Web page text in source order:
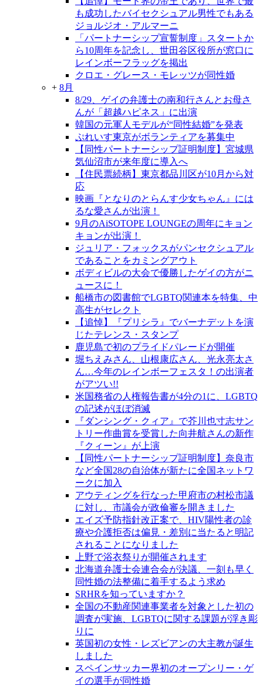
も成功したバイセクシュアル男性でもある
ジョルジオ・アルマーニ
「パートナーシップ宣誓制度」スタートか
ら10周年を記念し、世田谷区役所が窓口に
レインボーフラッグを掲出
クロエ・グレース・モレッツが同性婚
+ 8月
8/29、ゲイの弁護士の南和行さんとお母さ
んが「超越ハピネス」に出演
韓国の元軍人モデルが“同性結婚”を発表
ぷれいす東京がボランティアを募集中
【同性パートナーシップ証明制度】宮城県
気仙沼市が来年度に導入へ
【住民票続柄】東京都品川区が10月から対
応
映画『となりのとらんす少女ちゃん』には
るな愛さんが出演！
9月のAiSOTOPE LOUNGEの周年にキョン
キョンが出演！
ジュリア・フォックスがパンセクシュアル
であることをカミングアウト
ボディビルの大会で優勝したゲイの方がニ
ュースに！
船橋市の図書館でLGBTQ関連本を特集、中
高生がセレクト
【追悼】『プリシラ』でバーナデットを演
じたテレンス・スタンプ
鹿児島で初のプライドパレードが開催
堀ちえみさん、山根康広さん、光永亮太さ
ん…今年のレインボーフェスタ！の出演者
がアツい!!
米国務省の人権報告書が4分の1に、LGBTQ
の記述がほぼ消滅
『ダンシング・クィア』で芥川也寸志サン
トリー作曲賞を受賞した向井航さんの新作
『クィーン』が上演
【同性パートナーシップ証明制度】奈良市
など全国28の自治体が新たに全国ネットワ
ークに加入
アウティングを行なった甲府市の村松市議
に対し、市議会が政倫審を開きました
エイズ予防指針改正案で、HIV陽性者の診
療や介護拒否は偏見・差別に当たると明記
されることになりました
上野で浴衣祭りが開催されます
北海道弁護士会連合会が決議、一刻も早く
同性婚の法整備に着手するよう求め
SRHRを知っていますか？
全国の不動産関連事業者を対象とした初の
調査が実施、LGBTQに関する課題が浮き彫
りに
英国初の女性・レズビアンの大主教が誕生
しました
スペインサッカー界初のオープンリー・ゲ
イの選手が同性婚